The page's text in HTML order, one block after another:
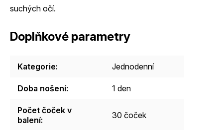
suchých očí.
Doplňkové parametry
Kategorie: Jednodenní
Doba nošení: 1 den
Počet čoček v
balení: 30 čoček